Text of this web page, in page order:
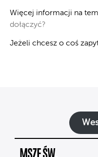
Wię­cej in­for­ma­cji na
do­łą­czyć?
Je­że­li chcesz o coś